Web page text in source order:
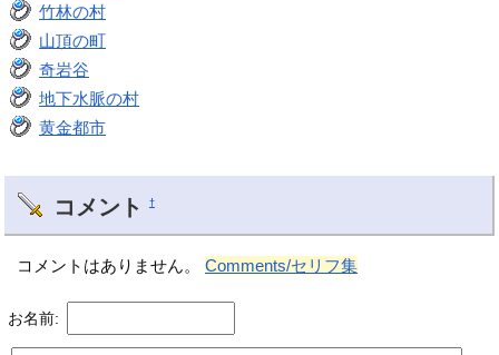
竹林の村
山頂の町
奇岩谷
地下水脈の村
黄金都市
コメント †
コメントはありません。Comments/セリフ集
お名前: